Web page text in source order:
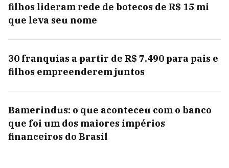
filhos lideram rede de botecos de R$ 15 mi
que leva seu nome
30 franquias a partir de R$ 7.490 para pais e
filhos empreenderem juntos
Bamerindus: o que aconteceu com o banco
que foi um dos maiores impérios
financeiros do Brasil